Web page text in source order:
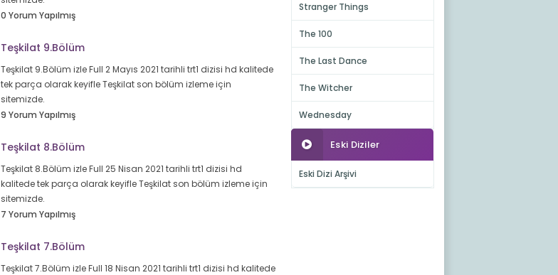
0 Yorum Yapılmış
Teşkilat 9.Bölüm
Teşkilat 9.Bölüm izle Full 2 Mayıs 2021 tarihli trt1 dizisi hd kalitede
tek parça olarak keyifle Teşkilat son bölüm izleme için
sitemizde.
9 Yorum Yapılmış
Teşkilat 8.Bölüm
Teşkilat 8.Bölüm izle Full 25 Nisan 2021 tarihli trt1 dizisi hd
kalitede tek parça olarak keyifle Teşkilat son bölüm izleme için
sitemizde.
7 Yorum Yapılmış
Teşkilat 7.Bölüm
Teşkilat 7.Bölüm izle Full 18 Nisan 2021 tarihli trt1 dizisi hd kalitede
Stranger Things
The 100
The Last Dance
The Witcher
Wednesday
Eski Diziler
Eski Dizi Arşivi